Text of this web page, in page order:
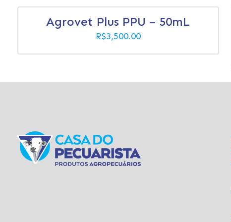
Agrovet Plus PPU – 50mL
R$3,500.00